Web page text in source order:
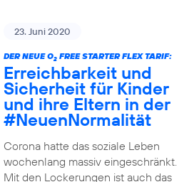
23. Juni 2020
DER NEUE O2FREE STARTER FLEX TARIF:
Erreichbarkeit und
Sicherheit für Kinder
und ihre Eltern in der
#NeuenNormalität
Corona hatte das soziale Leben
wochenlang massiv eingeschränkt.
Mit den Lockerungen ist auch das